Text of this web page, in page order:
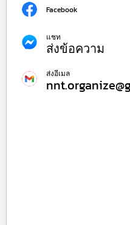
Facebook
แชท
ส่งข้อความ
ส่งอีเมล